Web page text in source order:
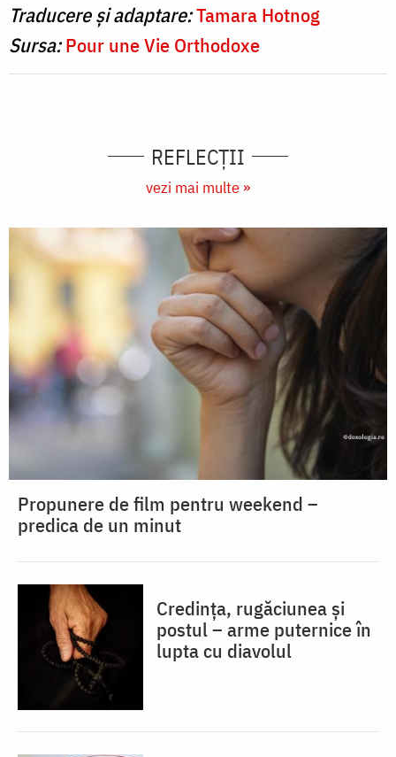
Traducere și adaptare:Tamara Hotnog
Sursa:Pour une Vie Orthodoxe
REFLECȚII
vezi mai multe »
Propunere de film pentru weekend –
predica de un minut
Credința, rugăciunea și
postul – arme puternice în
lupta cu diavolul